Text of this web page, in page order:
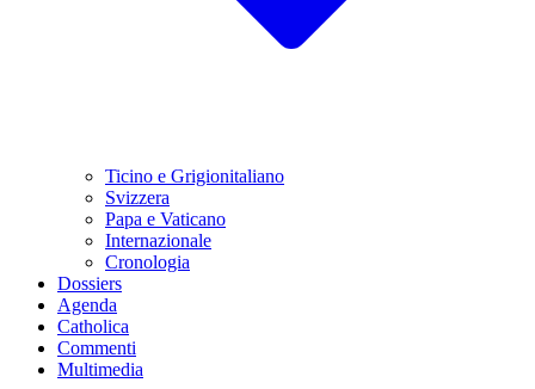
Ticino e Grigionitaliano
Svizzera
Papa e Vaticano
Internazionale
Cronologia
Dossiers
Agenda
Catholica
Commenti
Multimedia